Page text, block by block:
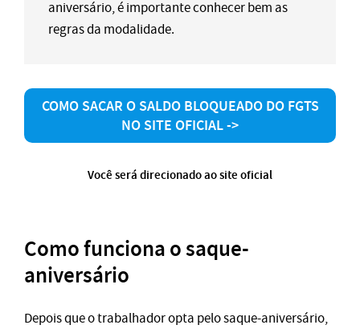
aniversário, é importante conhecer bem as
regras da modalidade.
COMO SACAR O SALDO BLOQUEADO DO FGTS
NO SITE OFICIAL ->
Você será direcionado ao site oficial
Como funciona o saque-
aniversário
Depois que o trabalhador opta pelo saque-aniversário,